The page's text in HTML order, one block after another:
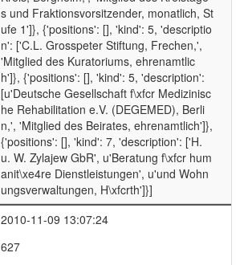
s und Fraktionsvorsitzender, monatlich, St
ufe 1']}, {'positions': [], 'kind': 5, 'descriptio
n': ['C.L. Grosspeter Stiftung, Frechen,',
'Mitglied des Kuratoriums, ehrenamtlic
h']}, {'positions': [], 'kind': 5, 'description':
[u'Deutsche Gesellschaft f\xfcr Medizinisc
he Rehabilitation e.V. (DEGEMED), Berli
n,', 'Mitglied des Beirates, ehrenamtlich']},
{'positions': [], 'kind': 7, 'description': ['H.
u. W. Zylajew GbR', u'Beratung f\xfcr hum
anit\xe4re Dienstleistungen', u'und Wohn
ungsverwaltungen, H\xfcrth']}]
2010-11-09 13:07:24
627